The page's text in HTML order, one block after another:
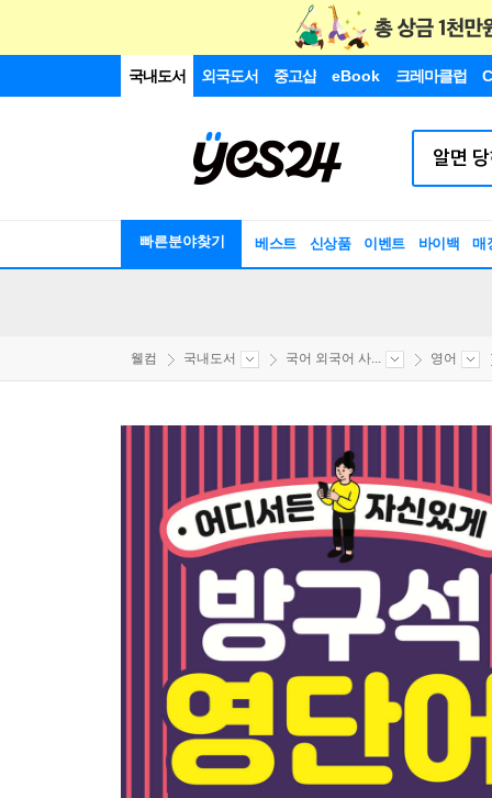
국내도서 외국도서 중고샵 eBook 크레마클럽
빠른분야찾기 베스트 신상품 이벤트 바이백 매
웰컴 국내도서 국어 외국어 사... 영어